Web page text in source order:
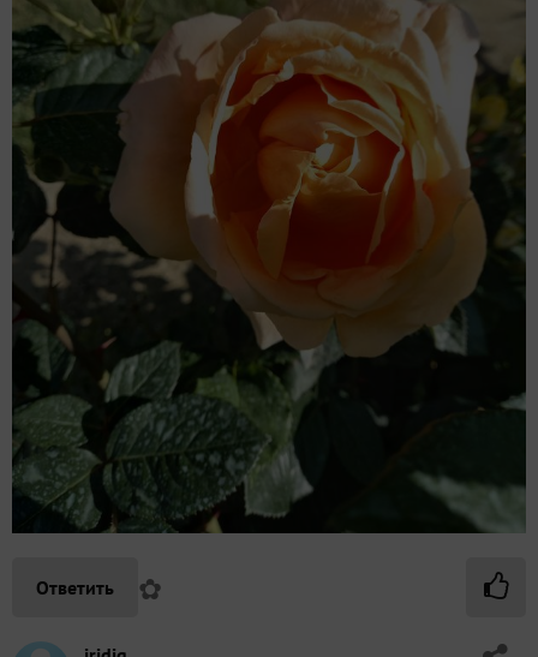
Ответить ✿